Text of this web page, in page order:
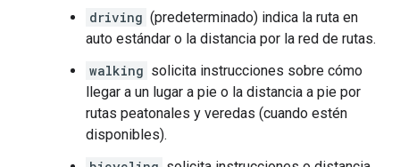
driving (predeterminado) indica la ruta en
auto estándar o la distancia por la red de rutas.
walking solicita instrucciones sobre cómo
llegar a un lugar a pie o la distancia a pie por
rutas peatonales y veredas (cuando estén
disponibles).